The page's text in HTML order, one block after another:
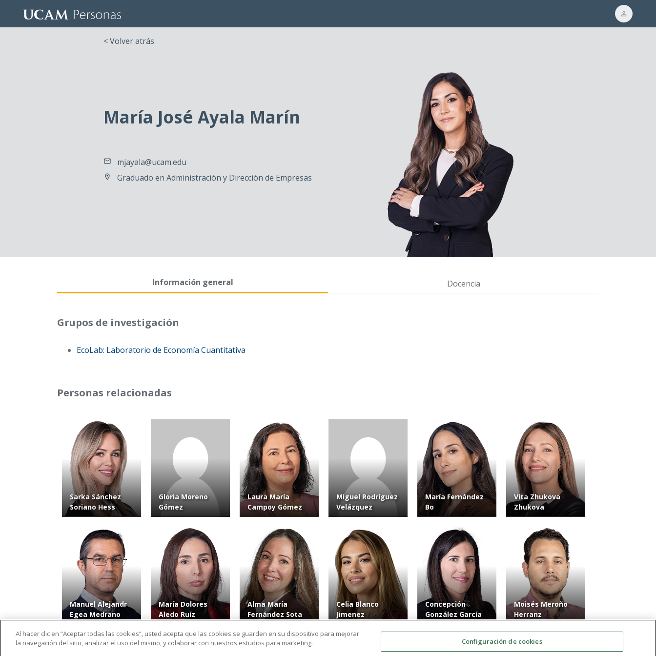
< Volver atrás
María José Ayala Marín
mjayala@ucam.edu
Graduado en Administración y Dirección de Empresas
Información general Docencia
Grupos de investigación
EcoLab: Laboratorio de Economía Cuantitativa
Personas relacionadas
Sarka Sánchez
Soriano Hess
Gloria Moreno
Gómez
Laura María
Campoy Gómez
Miguel Rodríguez
Velázquez
María Fernández
Bo
Vita Zhukova
Zhukova
Manuel Alejandr
Egea Medrano
María Dolores
Aledo Ruíz
Alma María
Fernández Sota
Celia Blanco
Jimenez
Concepción
González García
Moisés Meroño
Herranz
Al hacer clic en “Aceptar todas las cookies”, usted acepta que las cookies se guarden en su dispositivo para mejorar
la navegación del sitio, analizar el uso del mismo, y colaborar con nuestros estudios para marketing.
Configuración de cookies